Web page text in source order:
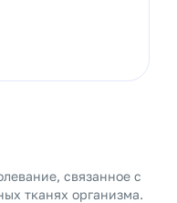
связанное с
тканях организма.